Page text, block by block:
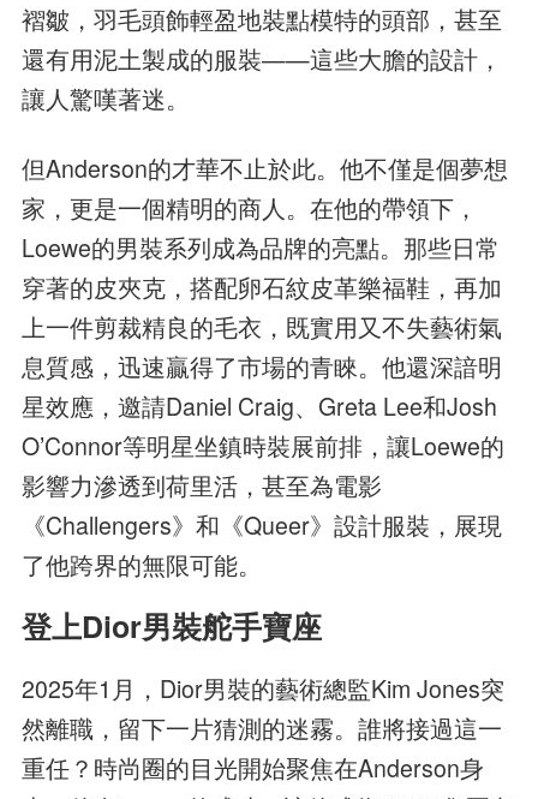
褶皺，羽毛頭飾輕盈地裝點模特的頭部，甚至
還有用泥土製成的服裝——這些大膽的設計，
讓人驚嘆著迷。
但Anderson的才華不止於此。他不僅是個夢想
家，更是一個精明的商人。在他的帶領下，
Loewe的男裝系列成為品牌的亮點。那些日常
穿著的皮夾克，搭配卵石紋皮革樂福鞋，再加
上一件剪裁精良的毛衣，既實用又不失藝術氣
息質感，迅速贏得了市場的青睞。他還深諳明
星效應，邀請Daniel Craig、Greta Lee和Josh
O’Connor等明星坐鎮時裝展前排，讓Loewe的
影響力滲透到荷里活，甚至為電影
《Challengers》和《Queer》設計服裝，展現
了他跨界的無限可能。
登上Dior男裝舵手寶座
2025年1月，Dior男裝的藝術總監Kim Jones突
然離職，留下一片猜測的迷霧。誰將接過這一
重任？時尚圈的目光開始聚焦在Anderson身